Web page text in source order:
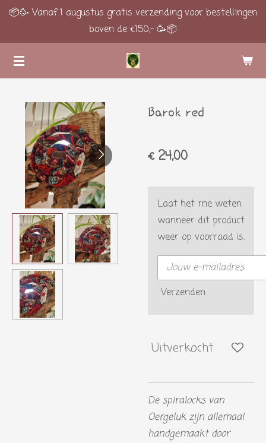
Ga
de
hoofdinhoud
📦🥳 Vanaf 1 augustus gratis verzending voor bestellingen
boven de €150,- 🥳📦
Barok red
€ 24,00
Laat het me weten
wanneer dit product
weer op voorraad is.
Verzenden
Uitverkocht
De spiralocks van
Oergeluk zijn allemaal
handgemaakt door